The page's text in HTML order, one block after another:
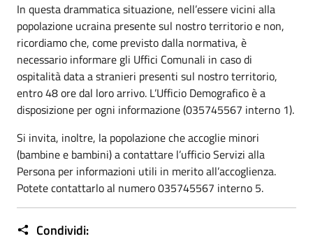
In questa drammatica situazione, nell’essere vicini alla
popolazione ucraina presente sul nostro territorio e non,
ricordiamo che, come previsto dalla normativa, è
necessario informare gli Uffici Comunali in caso di
ospitalità data a stranieri presenti sul nostro territorio,
entro 48 ore dal loro arrivo. L’Ufficio Demografico è a
disposizione per ogni informazione (035745567 interno 1).
Si invita, inoltre, la popolazione che accoglie minori
(bambine e bambini) a contattare l’ufficio Servizi alla
Persona per informazioni utili in merito all’accoglienza.
Potete contattarlo al numero 035745567 interno 5.
Condividi: